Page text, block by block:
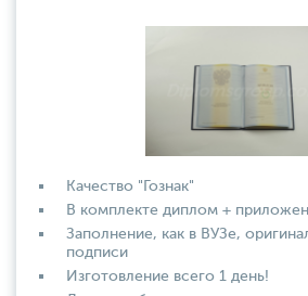
Качество "Гознак"
В комплекте диплом +
Заполнение, как в ВУЗе,
подписи
Изготовление всего 1 день!